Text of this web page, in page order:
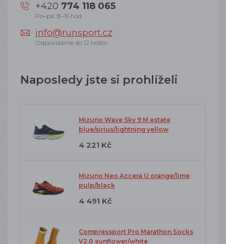
+420 774 118 065
Po–pá: 8–15 hod.
info@runsport.cz
Odpovídáme do 12 hodin
Naposledy jste si prohlíželi
Mizuno Wave Sky 9 M estate
blue/sirius/lightning yellow
4 221 Kč
Mizuno Neo Accera U orange/lime
pulp/black
4 491 Kč
Compressport Pro Marathon Socks
V2.0 sunflower/white